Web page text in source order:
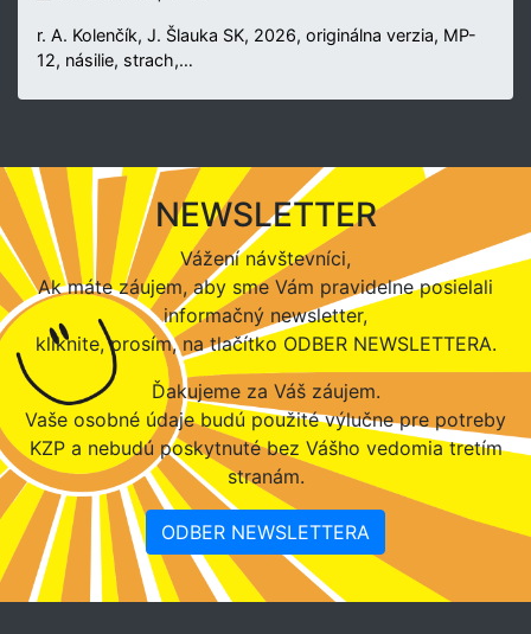
r. A. Kolenčík, J. Šlauka SK, 2026, originálna verzia, MP-
12, násilie, strach,…
NEWSLETTER
Vážení návštevníci,
Ak máte záujem, aby sme Vám pravidelne posielali
informačný newsletter,
kliknite, prosím, na tlačítko ODBER NEWSLETTERA.
Ďakujeme za Váš záujem.
Vaše osobné údaje budú použité výlučne pre potreby
KZP a nebudú poskytnuté bez Vášho vedomia tretím
stranám.
ODBER NEWSLETTERA